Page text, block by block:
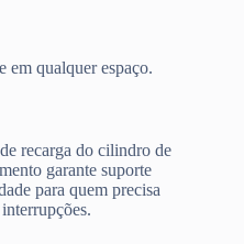
em qualquer espaço.
recarga do cilindro de
garante suporte
para quem precisa